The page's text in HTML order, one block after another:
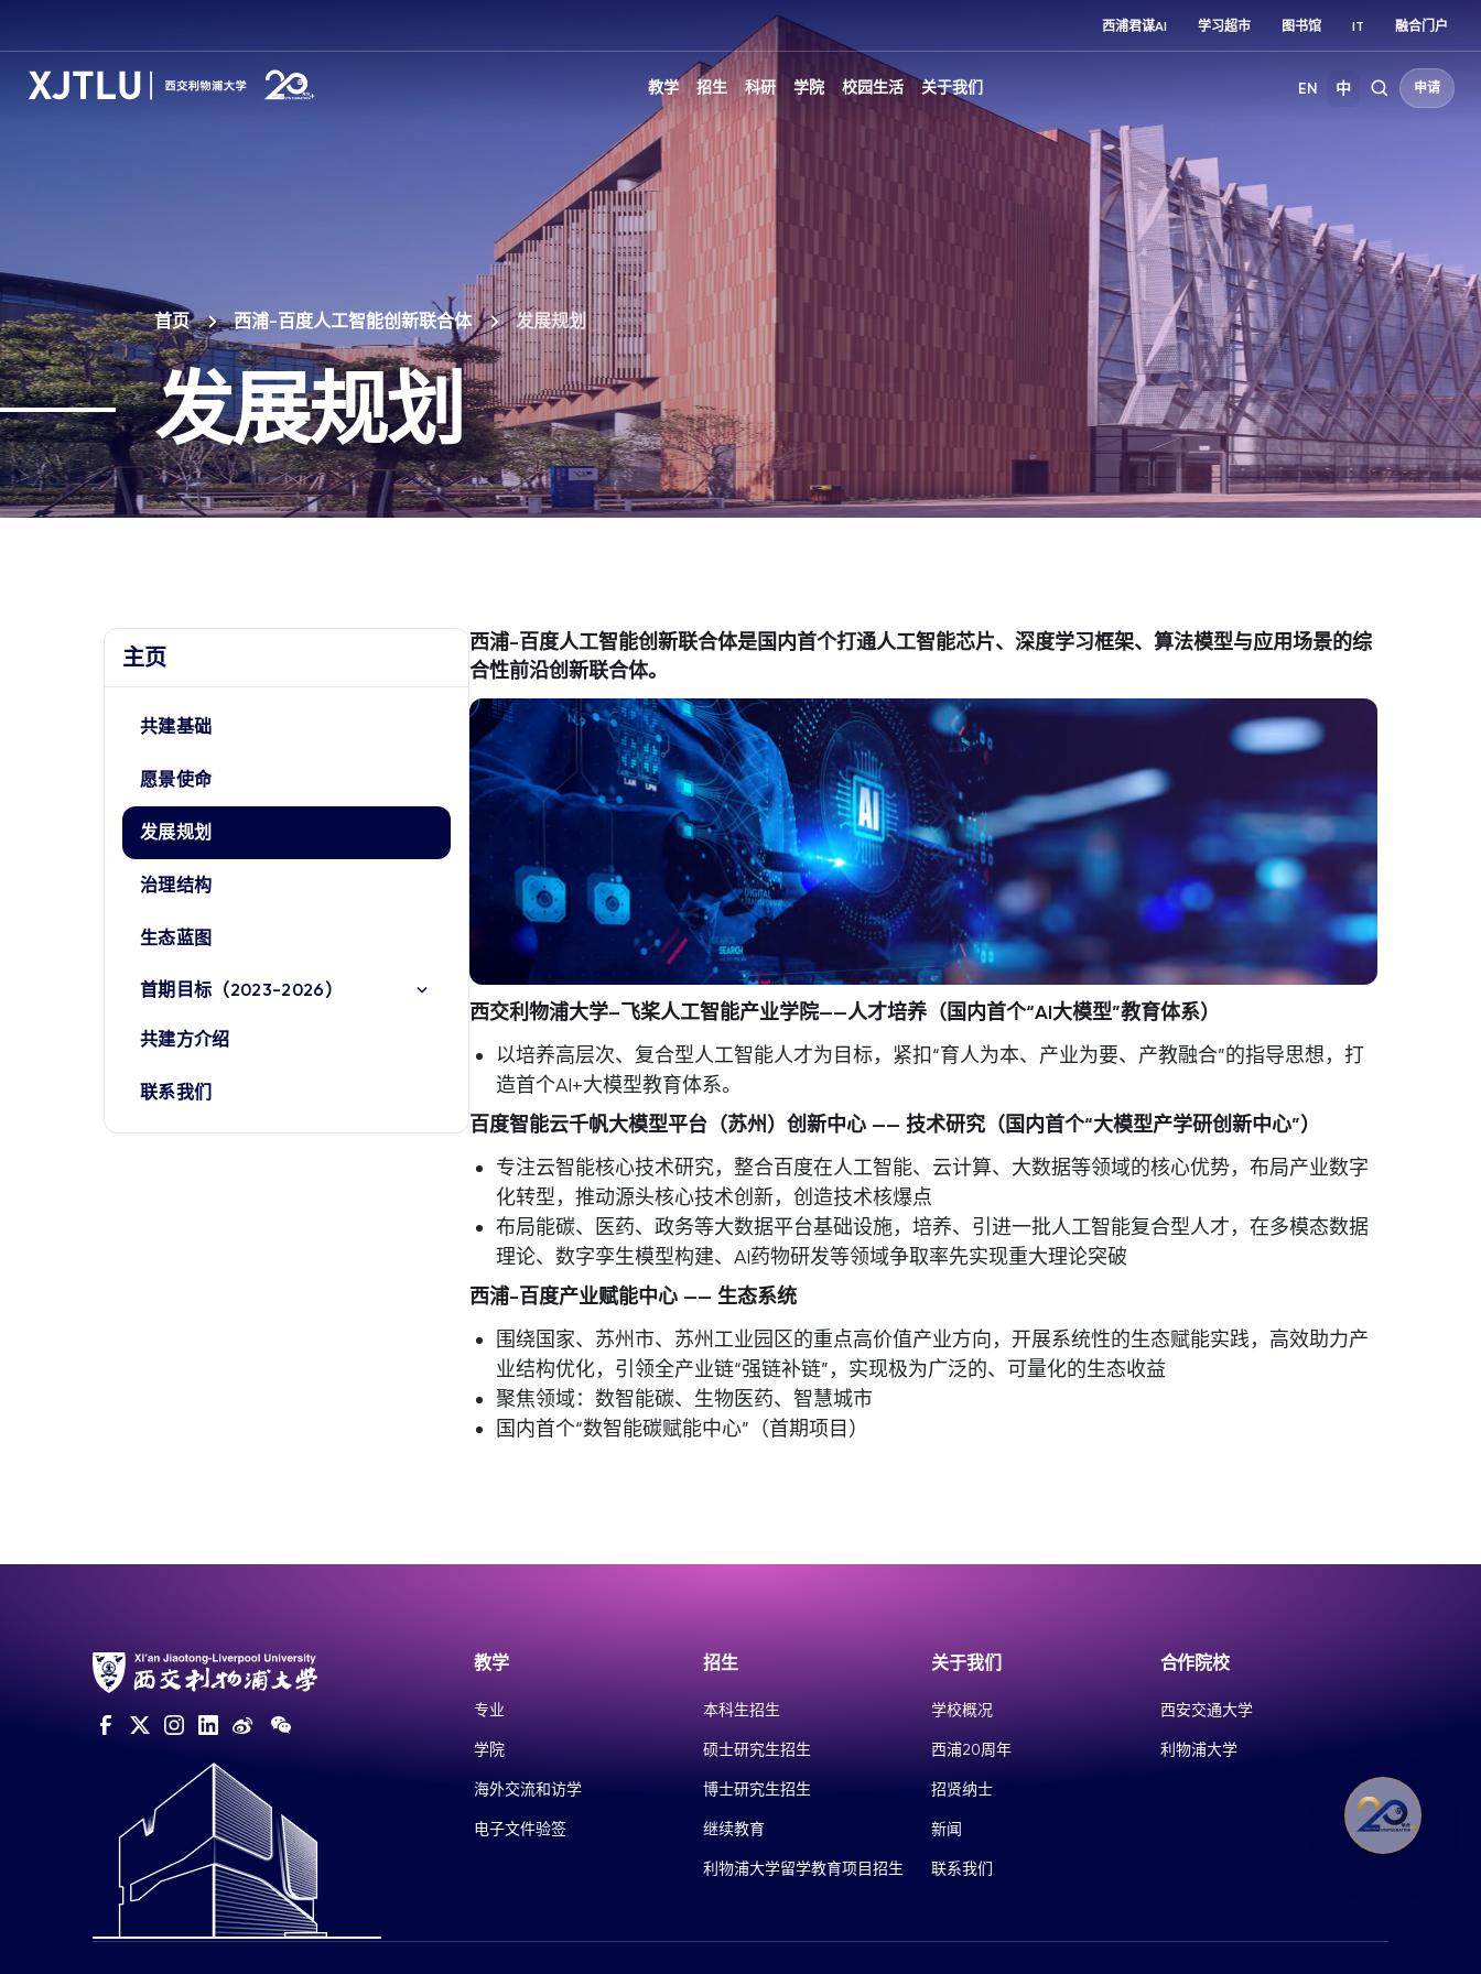
西浦君谋AI 学习超市 图书馆 IT 融合门户
教学 招生 科研 学院 校园生活 关于我们 EN 中 申请
首页 西浦-百度人工智能创新联合体 发展规划
发展规划
主页
共建基础
愿景使命
发展规划
治理结构
生态蓝图
首期目标（2023-2026）
共建方介绍
联系我们
西浦-百度人工智能创新联合体是国内首个打通人工智能芯片、深度学习框架、算法模型与应用场景的综
合性前沿创新联合体。
西交利物浦大学–飞桨人工智能产业学院——人才培养（国内首个“AI大模型”教育体系）
以培养高层次、复合型人工智能人才为目标，紧扣“育人为本、产业为要、产教融合”的指导思想，打
造首个AI+大模型教育体系。
百度智能云千帆大模型平台（苏州）创新中心 —— 技术研究（国内首个“大模型产学研创新中心”）
专注云智能核心技术研究，整合百度在人工智能、云计算、大数据等领域的核心优势，布局产业数字
化转型，推动源头核心技术创新，创造技术核爆点
布局能碳、医药、政务等大数据平台基础设施，培养、引进一批人工智能复合型人才，在多模态数据
理论、数字孪生模型构建、AI药物研发等领域争取率先实现重大理论突破
西浦-百度产业赋能中心 —— 生态系统
围绕国家、苏州市、苏州工业园区的重点高价值产业方向，开展系统性的生态赋能实践，高效助力产
业结构优化，引领全产业链“强链补链”，实现极为广泛的、可量化的生态收益
聚焦领域：数智能碳、生物医药、智慧城市
国内首个“数智能碳赋能中心”（首期项目）
教学
专业
学院
海外交流和访学
电子文件验签
招生
本科生招生
硕士研究生招生
博士研究生招生
继续教育
利物浦大学留学教育项目招生
关于我们
学校概况
西浦20周年
招贤纳士
新闻
联系我们
合作院校
西安交通大学
利物浦大学